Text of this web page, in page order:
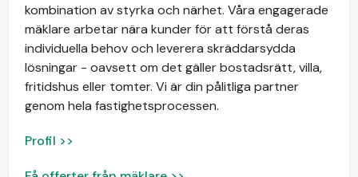
kombination av styrka och närhet. Våra engagerade
mäklare arbetar nära kunder för att förstå deras
individuella behov och leverera skräddarsydda
lösningar - oavsett om det gäller bostadsrätt, villa,
fritidshus eller tomter. Vi är din pålitliga partner
genom hela fastighetsprocessen.
Profil >>